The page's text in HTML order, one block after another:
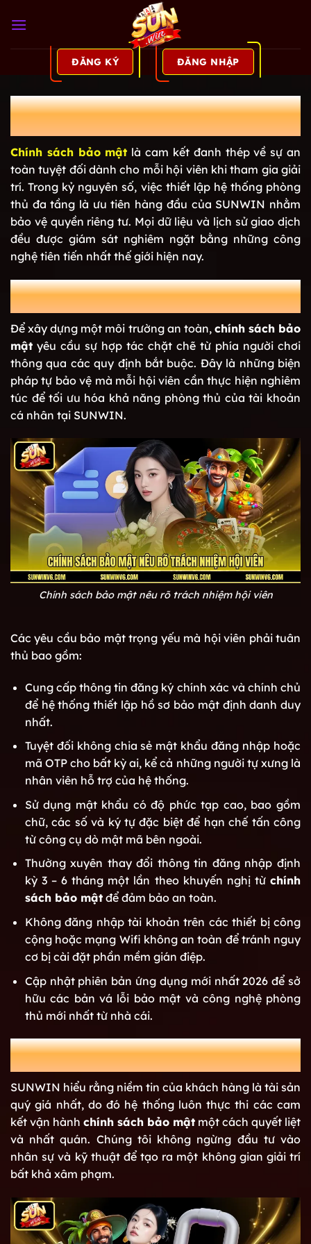
qua
ĐĂNG KÝ ĐĂNG NHẬP
Chính Sách Bảo Mật | Khiên Chắn
Bảo Vệ Quyền Lợi Hội Viên
Chính sách bảo mật là cam kết đanh thép về sự an
toàn tuyệt đối dành cho mỗi hội viên khi tham gia giải
trí. Trong kỷ nguyên số, việc thiết lập hệ thống phòng
thủ đa tầng là ưu tiên hàng đầu của SUNWIN nhằm
bảo vệ quyền riêng tư. Mọi dữ liệu và lịch sử giao dịch
đều được giám sát nghiêm ngặt bằng những công
nghệ tiên tiến nhất thế giới hiện nay.
Quy định từ chính sách bảo mật SUNWIN
cho hội viên
Để xây dựng một môi trường an toàn, chính sách bảo
mật yêu cầu sự hợp tác chặt chẽ từ phía người chơi
thông qua các quy định bắt buộc. Đây là những biện
pháp tự bảo vệ mà mỗi hội viên cần thực hiện nghiêm
túc để tối ưu hóa khả năng phòng thủ của tài khoản
cá nhân tại SUNWIN.
Chính sách bảo mật nêu rõ trách nhiệm hội viên
Các yêu cầu bảo mật trọng yếu mà hội viên phải tuân
thủ bao gồm:
Cung cấp thông tin đăng ký chính xác và chính chủ
để hệ thống thiết lập hồ sơ bảo mật định danh duy
nhất.
Tuyệt đối không chia sẻ mật khẩu đăng nhập hoặc
mã OTP cho bất kỳ ai, kể cả những người tự xưng là
nhân viên hỗ trợ của hệ thống.
Sử dụng mật khẩu có độ phức tạp cao, bao gồm
chữ, các số và ký tự đặc biệt để hạn chế tấn công
từ công cụ dò mật mã bên ngoài.
Thường xuyên thay đổi thông tin đăng nhập định
kỳ 3 – 6 tháng một lần theo khuyến nghị từ chính
sách bảo mậtđể đảm bảo an toàn.
Không đăng nhập tài khoản trên các thiết bị công
cộng hoặc mạng Wifi không an toàn để tránh nguy
cơ bị cài đặt phần mềm gián điệp.
Cập nhật phiên bản ứng dụng mới nhất 2026 để sở
hữu các bản vá lỗi bảo mật và công nghệ phòng
thủ mới nhất từ nhà cái.
Thi hành nghiêm ngặt chính sách bảo mật
từ hệ thống
SUNWIN hiểu rằng niềm tin của khách hàng là tài sản
quý giá nhất, do đó hệ thống luôn thực thi các cam
kết vận hành chính sách bảo mật một cách quyết liệt
và nhất quán. Chúng tôi không ngừng đầu tư vào
nhân sự và kỹ thuật để tạo ra một không gian giải trí
bất khả xâm phạm.